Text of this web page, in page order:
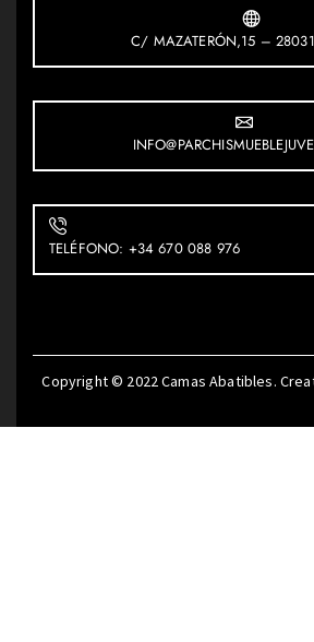
C/ MAZATERÓN,15 –
TELÉFONO: +34 670 088 976
Copyright © 2022Camas Abatibles.